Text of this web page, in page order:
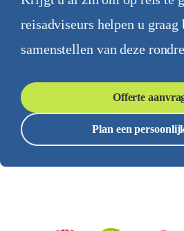
reisadviseurs helpen u graag
samenstellen van deze
Offerte
Plan een